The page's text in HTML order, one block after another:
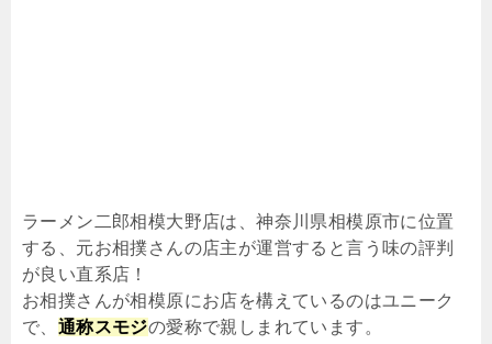
ラーメン二郎相模大野店は、神奈川県相模原市に位置
する、元お相撲さんの店主が運営すると言う味の評判
が良い直系店！
お相撲さんが相模原にお店を構えているのはユニーク
で、 通称スモジの愛称で親しまれています。